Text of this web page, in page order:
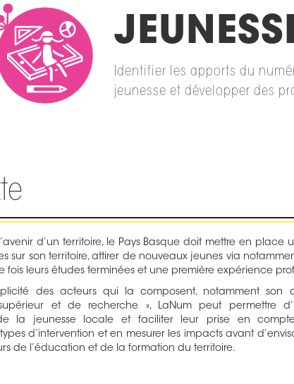
Identifier les apports du
jeunesse et développer des
d’un territoire, le Pays Basque doit mettre en place
sur son territoire, attirer de nouveaux jeunes via
fois leurs études terminées et une première expérience
des acteurs qui la composent, notamment son
et de recherche », LaNum peut permettre
la jeunesse locale et faciliter leur prise en
d’intervention et en mesurer les impacts avant
de l’éducation et de la formation du territoire.